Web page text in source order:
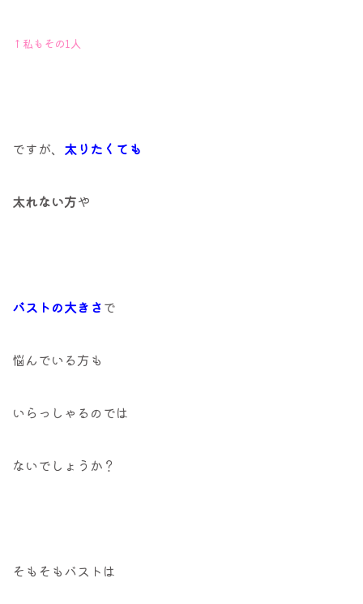
↑私もその1人
ですが、 太りたくても
太れない方や
バストの大きさで
悩んでいる方も
いらっしゃるのでは
ないでしょうか？
そもそもバストは